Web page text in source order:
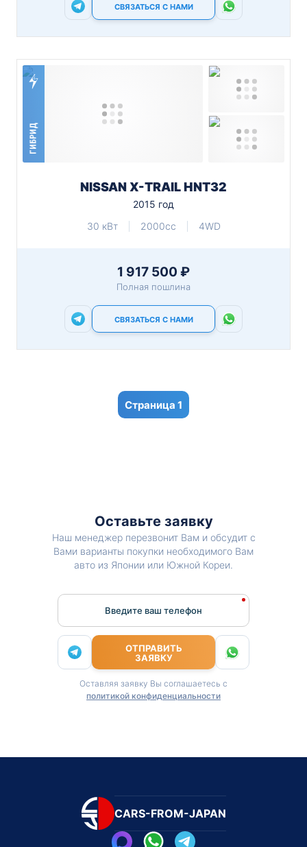
СВЯЗАТЬСЯ С НАМИ
ГИБРИД
NISSAN X-TRAIL HNT32
2015 год
30 кВт
2000cc 4WD
1 917 500 ₽
Полная пошлина
СВЯЗАТЬСЯ С НАМИ
1
Оставьте заявку
Наш менеджер перезвонит Вам и обсудит с
Вами варианты покупки необходимого Вам
авто из Японии или Южной Кореи.
Введите ваш телефон
ОТПРАВИТЬ
ЗАЯВКУ
Оставляя заявку Вы соглашаетесь с
политикой конфиденциальности
CARS-FROM-JAPAN